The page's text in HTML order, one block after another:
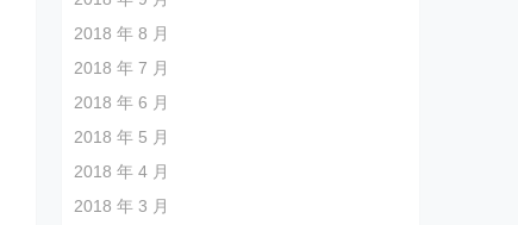
2018 年 8 月
2018 年 7 月
2018 年 6 月
2018 年 5 月
2018 年 4 月
2018 年 3 月